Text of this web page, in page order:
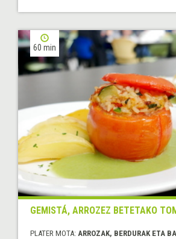
60 min
GEMISTÁ, ARROZEZ BETETAKO
PLATER MOTA: ARROZAK, BERDURAK ETA